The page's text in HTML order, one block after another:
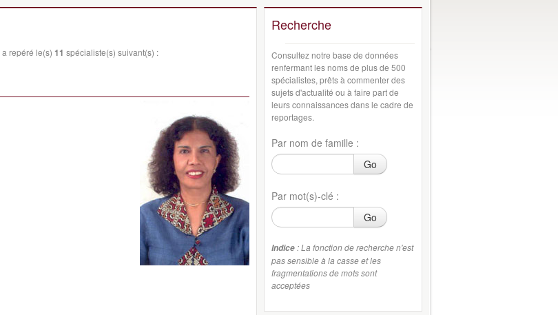
a repéré le(s) 11 spécialiste(s) suivant(s) :
Recherche
Consultez notre base de données
renfermant les noms de plus de 500
spécialistes, prêts à commenter des
sujets d'actualité ou à faire part de
leurs connaissances dans le cadre de
reportages.
Par nom de famille :
Go
Par mot(s)-clé :
Go
Indice : La fonction de recherche n'est
pas sensible à la casse et les
fragmentations de mots sont
acceptées